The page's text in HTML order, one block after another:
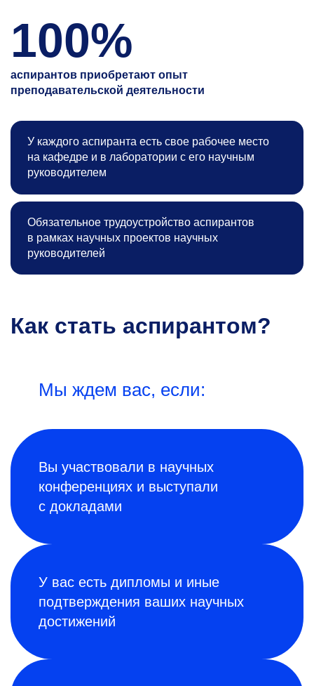
100%
аспирантов приобретают опыт
преподавательской деятельности
У каждого аспиранта есть свое рабочее место
на кафедре и в лаборатории с его научным
руководителем
Обязательное трудоустройство аспирантов
в рамках научных проектов научных
руководителей
Как стать аспирантом?
Мы ждем вас, если:
Вы участвовали в научных
конференциях и выступали
с докладами
У вас есть дипломы и иные
подтверждения ваших научных
достижений